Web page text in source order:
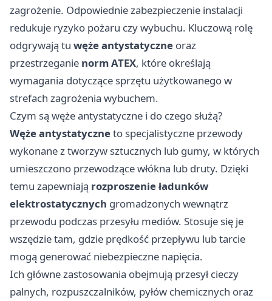
zagrożenie. Odpowiednie zabezpieczenie instalacji
redukuje ryzyko pożaru czy wybuchu. Kluczową rolę
odgrywają tu węże antystatyczne oraz
przestrzeganie norm ATEX, które określają
wymagania dotyczące sprzętu użytkowanego w
strefach zagrożenia wybuchem.
Czym są węże antystatyczne i do czego służą?
Węże antystatyczneto specjalistyczne przewody
wykonane z tworzyw sztucznych lub gumy, w których
umieszczono przewodzące włókna lub druty. Dzięki
temu zapewniają rozproszenie ładunków
elektrostatycznych gromadzonych wewnątrz
przewodu podczas przesyłu mediów. Stosuje się je
wszędzie tam, gdzie prędkość przepływu lub tarcie
mogą generować niebezpieczne napięcia.
Ich główne zastosowania obejmują przesył cieczy
palnych, rozpuszczalników, pyłów chemicznych oraz